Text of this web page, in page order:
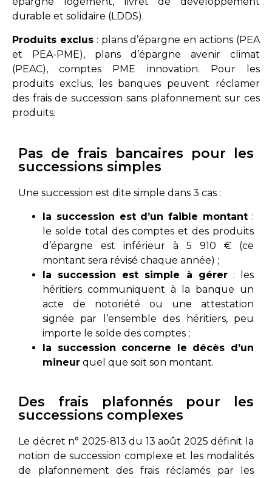
durable et solidaire (LDDS).
Produits exclus: plans d’épargne en actions (PEA
et PEA-PME), plans d’épargne avenir climat
(PEAC), comptes PME innovation. Pour les
produits exclus, les banques peuvent réclamer
des frais de succession sans plafonnement sur ces
produits.
Pas de frais bancaires pour les
successions simples
Une succession est dite simple dans 3 cas :
la succession est d’un faible montant :
le solde total des comptes et des produits
d’épargne est inférieur à 5 910 € (ce
montant sera révisé chaque année) ;
la succession est simple à gérer: les
héritiers communiquent à la banque un
acte de notoriété ou une attestation
signée par l’ensemble des héritiers, peu
importe le solde des comptes ;
la succession concerne le décès d’un
mineur quel que soit son montant.
Des frais plafonnés pour les
successions complexes
Le décret n° 2025-813 du 13 août 2025 définit la
notion de succession complexe et les modalités
de plafonnement des frais réclamés par les